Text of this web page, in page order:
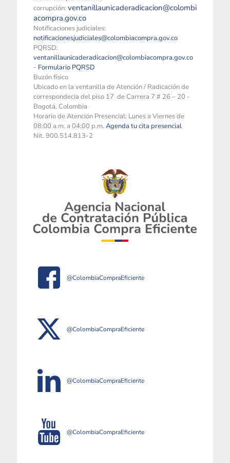
corrupción: ventanillaunicaderadicacion@colombi
acompra.gov.co
Notificaciones judiciales:
notificacionesjudiciales@colombiacompra.gov.co
PQRSD:
ventanillaunicaderadicacion@colombiacompra.gov.co
- Formulario PQRSD
Buzón físico
Ubicado en la ventanilla de Atención / Radicación de
correspondecia del piso 17 de Carrera 7 # 26 – 20 -
Bogotá, Colombia
Horario de Atención Presencial: Lunes a Viernes de
08:00 a.m. a 04:00 p.m. Agenda tu cita presencial
Nit. 900.514.813-2
@ColombiaCompraEficiente
@ColombiaCompraEficiente
@ColombiaCompraEficiente
@ColombiaCompraEficiente